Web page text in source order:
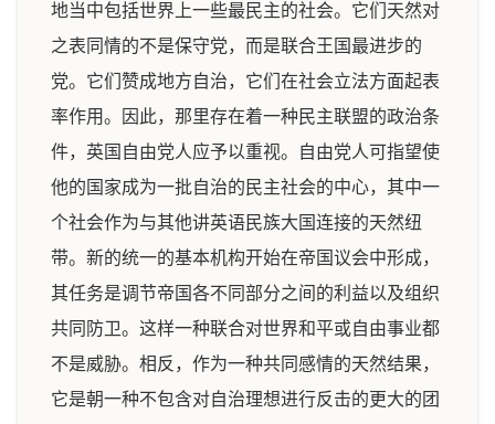
地当中包括世界上一些最民主的社会。它们天然对
之表同情的不是保守党，而是联合王国最进步的
党。它们赞成地方自治，它们在社会立法方面起表
率作用。因此，那里存在着一种民主联盟的政治条
件，英国自由党人应予以重视。自由党人可指望使
他的国家成为一批自治的民主社会的中心，其中一
个社会作为与其他讲英语民族大国连接的天然纽
带。新的统一的基本机构开始在帝国议会中形成，
其任务是调节帝国各不同部分之间的利益以及组织
共同防卫。这样一种联合对世界和平或自由事业都
不是威胁。相反，作为一种共同感情的天然结果，
它是朝一种不包含对自治理想进行反击的更大的团